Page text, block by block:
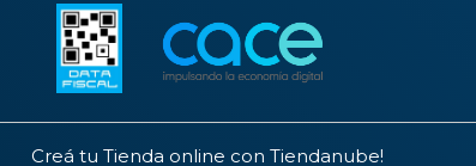
Creá tu Tienda online con Tiendanube!